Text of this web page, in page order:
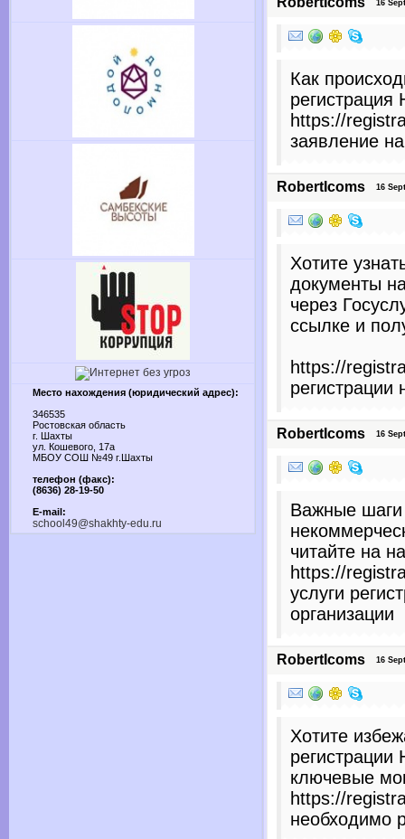
Место нахождения (юридический адрес):
346535
Ростовская область
г. Шахты
ул. Кошевого, 17а
МБОУ СОШ №49 г.Шахты
телефон (факс):
(8636) 28-19-50
E-mail:
school49@shakhty-edu.ru
16
Как
https://
заявление
RobertIcoms 16
Хотите
документы
через
ссылке и
https://
регистрации
RobertIcoms 16
Важные шаги
читайте на
https://
услуги
организации
RobertIcoms 16
Хотите
ключевые
https://
необходимо